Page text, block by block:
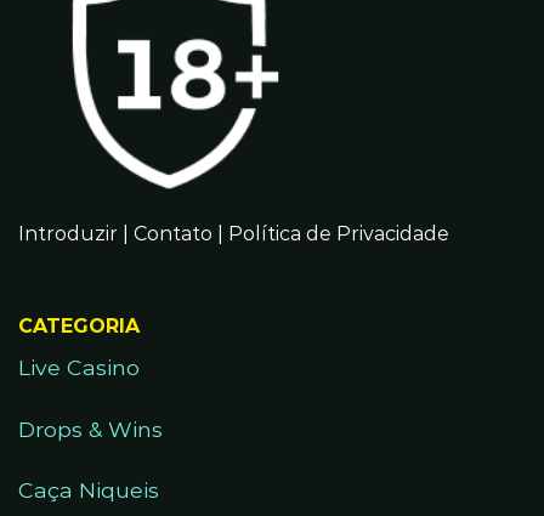
Introduzir Contato Política de Privacidade
CATEGORIA
Live Casino
Drops & Wins
Caça Niqueis